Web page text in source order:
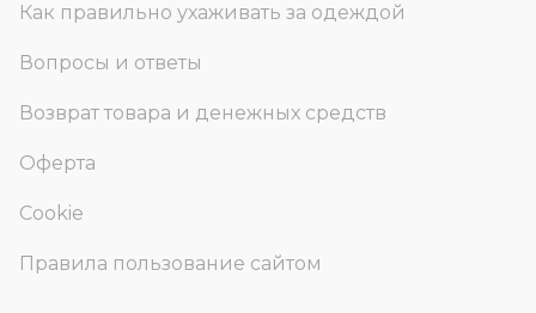
Как правильно ухаживать за одеждой
Вопросы и ответы
Возврат товара и денежных средств
Оферта
Cookie
Правила пользование сайтом